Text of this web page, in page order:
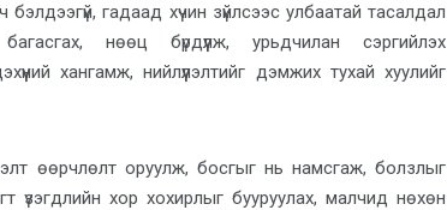
гадаад хүчин зүйлсээс улбаатай тасалдал
нөөц бүрдүүлж, урьдчилан сэргийлэх
хангамж, нийлүүлэлтийг дэмжих тухай хуулийг
өөрчлөлт оруулж, босгыг нь намсгаж, болзлыг
хор хохирлыг бууруулах, малчид нөхөн